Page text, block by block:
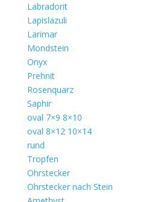
Labradorit
Lapislazuli
Larimar
Mondstein
Onyx
Prehnit
Rosenquarz
Saphir
oval 7×9 8×10
oval 8×12 10×14
rund
Tropfen
Ohrstecker
Ohrstecker nach Stein